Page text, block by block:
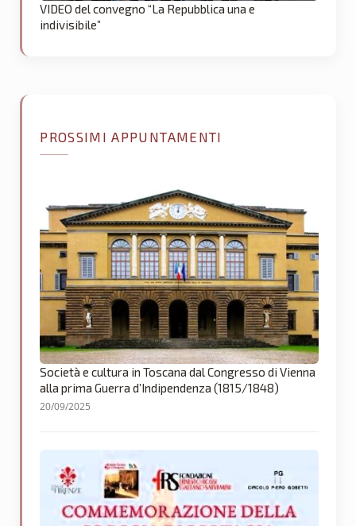
VIDEO del convegno “La Repubblica una e
indivisibile”
PROSSIMI APPUNTAMENTI
Società e cultura in Toscana dal Congresso di Vienna
alla prima Guerra d’Indipendenza (1815/1848)
20/09/2025